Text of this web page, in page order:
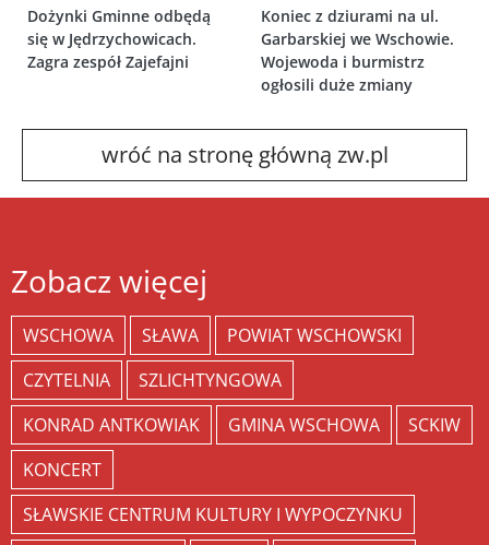
Dożynki Gminne odbędą
się w Jędrzychowicach.
Zagra zespół Zajefajni
Koniec z dziurami na ul.
Garbarskiej we Wschowie.
Wojewoda i burmistrz
ogłosili duże zmiany
wróć na stronę główną zw.pl
Zobacz więcej
WSCHOWA SŁAWA
POWIAT WSCHOWSKI
CZYTELNIA
SZLICHTYNGOWA
KONRAD ANTKOWIAK
GMINA WSCHOWA
SCKIW
KONCERT
SŁAWSKIE CENTRUM KULTURY I WYPOCZYNKU